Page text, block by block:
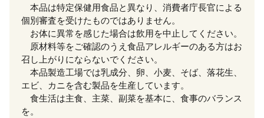
本品は特定保健用食品と異なり、消費者庁長官による
個別審査を受けたものではありません。
お体に異常を感じた場合は飲用を中止してください。
原材料等をご確認のうえ食品アレルギーのある方はお
召し上がりにならないでください。
本品製造工場では乳成分、卵、小麦、そば、落花生、
エビ、カニを含む製品を生産しています。
食生活は主食、主菜、副菜を基本に、食事のバランス
を。